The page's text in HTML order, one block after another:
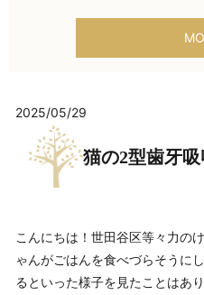
2025/05/29
猫の2型歯牙
こんにちは！世田谷区等々力の
ゃんがごはんを食べづらそうに
るといった様子を見たことはあ